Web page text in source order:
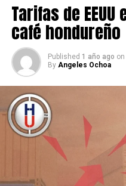
Tarifas de
café hondureño
Published 1 año ago on
By Angeles Ochoa